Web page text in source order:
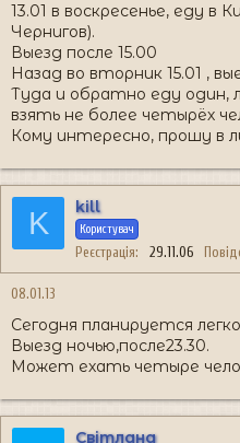
13.01 в воскресенье, еду в
Чернигов).
Выезд после 15.00
Назад во вторник 15.01 ,
Туда и обратно еду один,
взять не более четырёх
Кому интересно, прошу в
K kill
Користувач
Реєстрація 29.11.06
08.01.13
Сегодня планируется
Выезд ночью,после23.30.
Может ехать четыре
Світлана